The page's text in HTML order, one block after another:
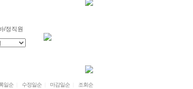
/정직원
일순 수정일순 마감일순 조회순